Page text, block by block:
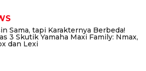
Sama, tapi Karakternya Berbeda!
3 Skutik Yamaha Maxi Family: Nmax,
dan Lexi